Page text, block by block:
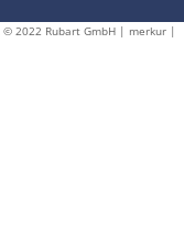
© 2022 Rubart GmbH | merkur |